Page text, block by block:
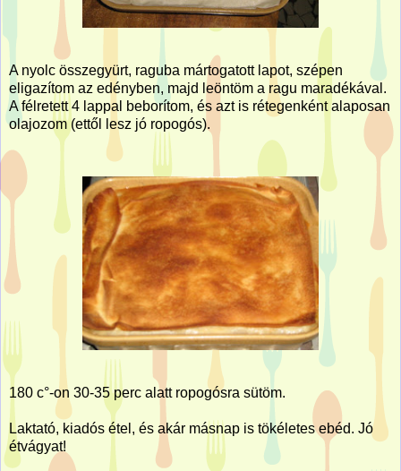
A nyolc összegyürt, raguba mártogatott lapot, szépen
eligazítom az edényben, majd leöntöm a ragu maradékával.
A félretett 4 lappal beborítom, és azt is rétegenként alaposan
olajozom (ettől lesz jó ropogós).
180 c°-on 30-35 perc alatt ropogósra sütöm.
Laktató, kiadós étel, és akár másnap is tökéletes ebéd. Jó
étvágyat!